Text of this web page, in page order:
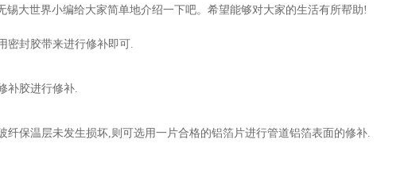
锡大世界小编给大家简单地介绍一下吧。希望能够对大家的生活有所帮助!
封胶带来进行修补即可.
补胶进行修补.
保温层未发生损坏,则可选用一片合格的铝箔片进行管道铝箔表面的修补.